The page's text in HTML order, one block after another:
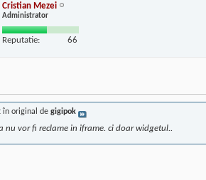
Cristian Mezei
Administrator
Reputatie: 66
în original de gigipok
nu vor fi reclame in iframe. ci doar widgetul..